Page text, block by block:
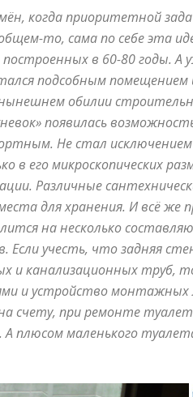
когда приоритетной
то, сама по себе эта
в 60-80 годы. А
подсобным
обилии
появилась
Не стал исключением
в его микроскопических
Различные
для хранения. И всё же
на несколько
Если учесть, что задняя
и канализационных труб,
и устройство монтажных
счету, при ремонте
плюсом маленького